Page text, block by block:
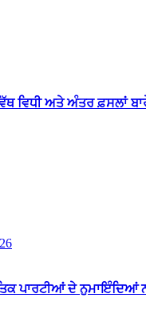
ਵਿਧੀ ਅਤੇ ਅੰਤਰ ਫ਼ਸਲਾਂ
ਪਾਰਟੀਆਂ ਦੇ ਨੁਮਾਇੰਦਿਆਂ